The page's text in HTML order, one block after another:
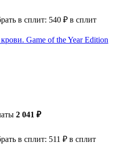
в сплит: 540 ₽ в сплит
Game of the Year Edition
2 041 ₽
в сплит: 511 ₽ в сплит